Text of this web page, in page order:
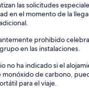
las solicitudes
en el momento de la
prohibido
en las instalaciones.
no ha indicado si el
de carbono,
para el viaje.